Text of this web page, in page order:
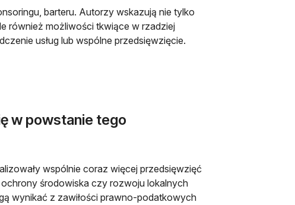
barteru. Autorzy wskazują nie tylko
również możliwości tkwiące w rzadziej
usług lub wspólne przedsięwzięcie.
się w nowej karcie
w powstanie tego
wspólnie coraz więcej przedsięwzięć
środowiska czy rozwoju lokalnych
wynikać z zawiłości prawno-podatkowych